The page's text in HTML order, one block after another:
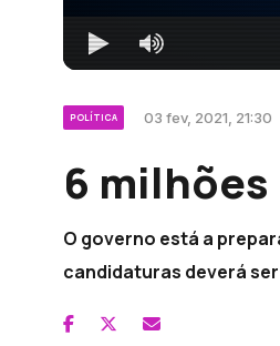
POLÍTICA 03 fev, 2021, 21:30
6
O governo está a
candidaturas deverá